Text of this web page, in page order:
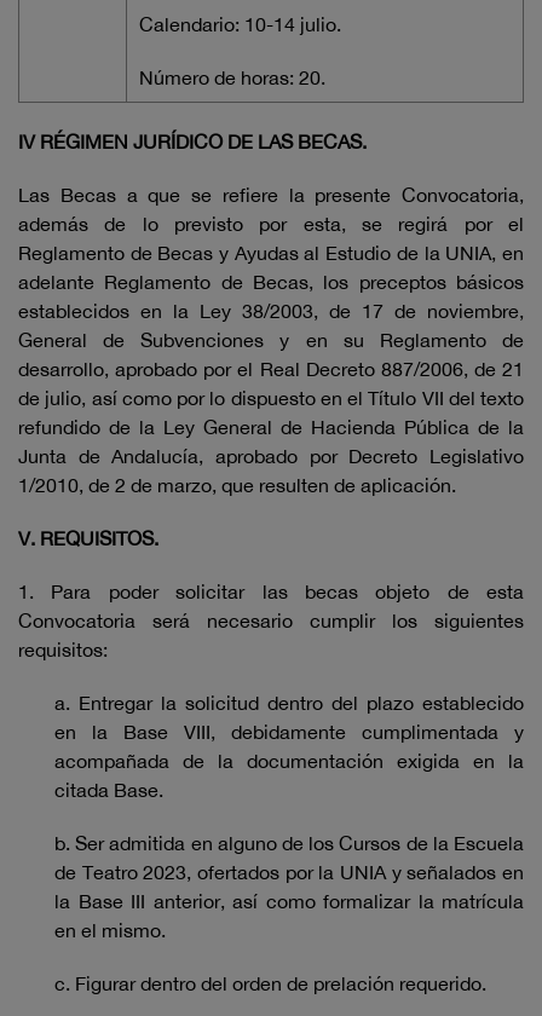
Calendario: 10-14 julio.
Número de horas: 20.
IV RÉGIMEN JURÍDICO DE LAS BECAS.
Las Becas a que se refiere la presente Convocatoria,
además de lo previsto por esta, se regirá por el
Reglamento de Becas y Ayudas al Estudio de la UNIA, en
adelante Reglamento de Becas, los preceptos básicos
establecidos en la Ley 38/2003, de 17 de noviembre,
General de Subvenciones y en su Reglamento de
desarrollo, aprobado por el Real Decreto 887/2006, de 21
de julio, así como por lo dispuesto en el Título VII del texto
refundido de la Ley General de Hacienda Pública de la
Junta de Andalucía, aprobado por Decreto Legislativo
1/2010, de 2 de marzo, que resulten de aplicación.
V. REQUISITOS.
1. Para poder solicitar las becas objeto de esta
Convocatoria será necesario cumplir los siguientes
requisitos:
a. Entregar la solicitud dentro del plazo establecido
en la Base VIII, debidamente cumplimentada y
acompañada de la documentación exigida en la
citada Base.
b. Ser admitida en alguno de los Cursos de la Escuela
de Teatro 2023, ofertados por la UNIA y señalados en
la Base III anterior, así como formalizar la matrícula
en el mismo.
c. Figurar dentro del orden de prelación requerido.